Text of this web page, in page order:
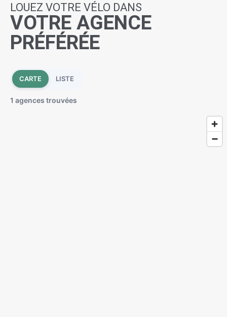
LOUEZ VOTRE VÉLO DANS
VOTRE AGENCE
PRÉFÉRÉE
CARTE LISTE
1 agences trouvées